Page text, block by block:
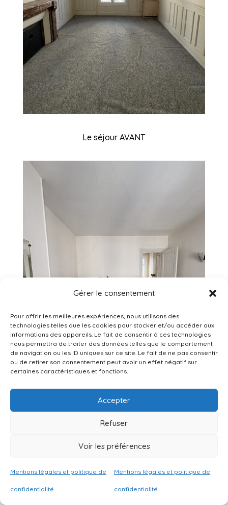
Gérer le consentement
Pour offrir les meilleures expériences, nous utilisons des
technologies telles que les cookies pour stocker et/ou accéder aux
informations des appareils. Le fait de consentir à ces technologies
nous permettra de traiter des données telles que le comportement
de navigation ou les ID uniques sur ce site. Le fait de ne pas consentir
ou de retirer son consentement peut avoir un effet négatif sur
certaines caractéristiques et fonctions.
Accepter
Refuser
Voir les préférences
Mentions légales et politique de
confidentialité
Mentions légales et politique de
confidentialité
Le séjour AVANT
La chambre AVANT